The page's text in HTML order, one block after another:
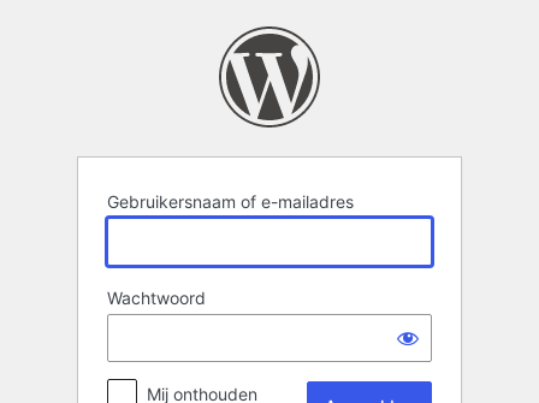
Gebruikersnaam of e-mailadres
Wachtwoord
Mij onthouden